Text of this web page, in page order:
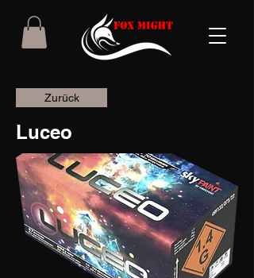
Zurück
Luceo